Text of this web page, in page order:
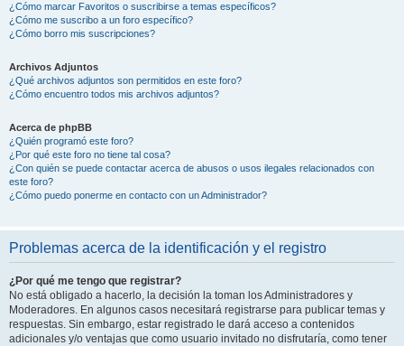
¿Cómo marcar Favoritos o suscribirse a temas específicos?
¿Cómo me suscribo a un foro específico?
¿Cómo borro mis suscripciones?
Archivos Adjuntos
¿Qué archivos adjuntos son permitidos en este foro?
¿Cómo encuentro todos mis archivos adjuntos?
Acerca de phpBB
¿Quién programó este foro?
¿Por qué este foro no tiene tal cosa?
¿Con quién se puede contactar acerca de abusos o usos ilegales relacionados con
este foro?
¿Cómo puedo ponerme en contacto con un Administrador?
Problemas acerca de la identificación y el registro
¿Por qué me tengo que registrar?
No está obligado a hacerlo, la decisión la toman los Administradores y
Moderadores. En algunos casos necesitará registrarse para publicar temas y
respuestas. Sin embargo, estar registrado le dará acceso a contenidos
adicionales y/o ventajas que como usuario invitado no disfrutaría, como tener